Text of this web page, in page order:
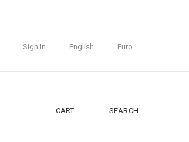
Sign In English Euro
CART SEARCH